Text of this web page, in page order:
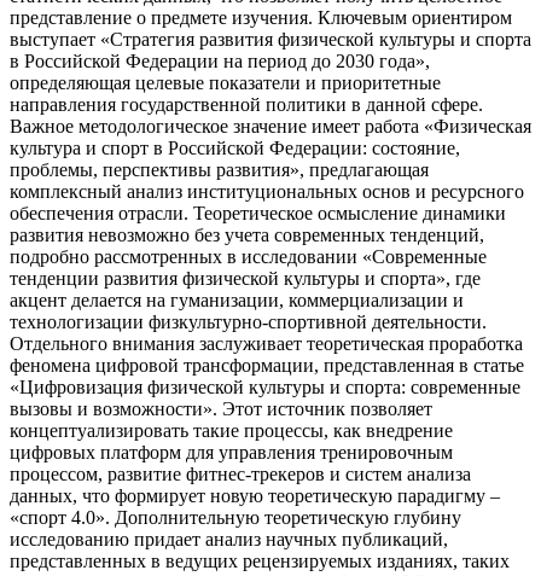
представление о предмете изучения. Ключевым ориентиром
выступает «Стратегия развития физической культуры и спорта
в Российской Федерации на период до 2030 года»,
определяющая целевые показатели и приоритетные
направления государственной политики в данной сфере.
Важное методологическое значение имеет работа «Физическая
культура и спорт в Российской Федерации: состояние,
проблемы, перспективы развития», предлагающая
комплексный анализ институциональных основ и ресурсного
обеспечения отрасли. Теоретическое осмысление динамики
развития невозможно без учета современных тенденций,
подробно рассмотренных в исследовании «Современные
тенденции развития физической культуры и спорта», где
акцент делается на гуманизации, коммерциализации и
технологизации физкультурно-спортивной деятельности.
Отдельного внимания заслуживает теоретическая проработка
феномена цифровой трансформации, представленная в статье
«Цифровизация физической культуры и спорта: современные
вызовы и возможности». Этот источник позволяет
концептуализировать такие процессы, как внедрение
цифровых платформ для управления тренировочным
процессом, развитие фитнес-трекеров и систем анализа
данных, что формирует новую теоретическую парадигму –
«спорт 4.0». Дополнительную теоретическую глубину
исследованию придает анализ научных публикаций,
представленных в ведущих рецензируемых изданиях, таких